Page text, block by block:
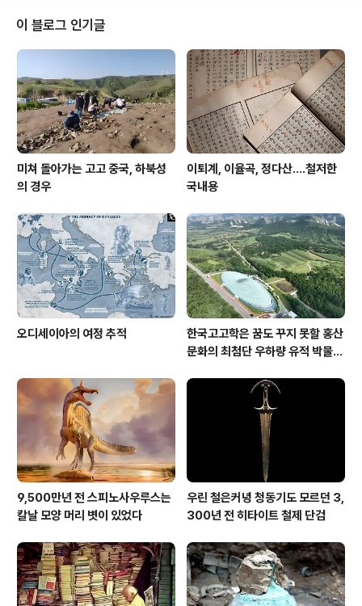
사진들만 남았을 뿐이다.물론 요새야 웹 같은 데서 관련 정
보 제공이 무진장하게 이뤄지니 이런저런 방식을 동원하면
찾을 수도 있겠지마는 그 정도 열정은 없었다.그러나 그제
저 무덤이 다시 보이기에 더는 미룰 수는 없어 생각 끝에 몽
골 지인을 이용하기로 했다.이 몽골 문화재업계가 페북을
많이 이용하는데 그 지인들 중 에렉첸한..
이 블로그 인기글
미쳐 돌아가는 고고 중국, 하북성
의 경우
이퇴계, 이율곡, 정다산....철저한
국내용
오디세이아의 여정 추적
한국고고학은 꿈도 꾸지 못할 홍산
문화의 최첨단 우하량 유적 박물관
9,500만년 전 스피노사우루스는
칼날 모양 머리 볏이 있었다
우린 철은커녕 청동기도 모르던 3,
300년 전 히타이트 철제 단검